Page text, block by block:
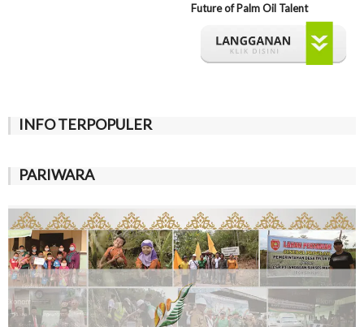
Future of Palm Oil Talent
INFO TERPOPULER
PARIWARA